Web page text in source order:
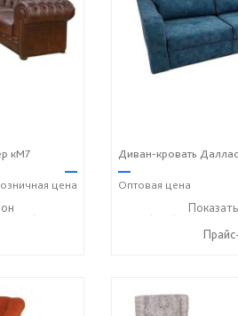
кМ7
—
цена
(918) 316-91-77
Диван-кровать Даллас
—
Оптовая цена
+7 (989) 269-73-94